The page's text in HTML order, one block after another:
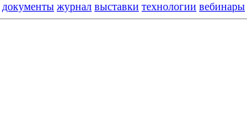
документы журнал выставки технологии вебинары